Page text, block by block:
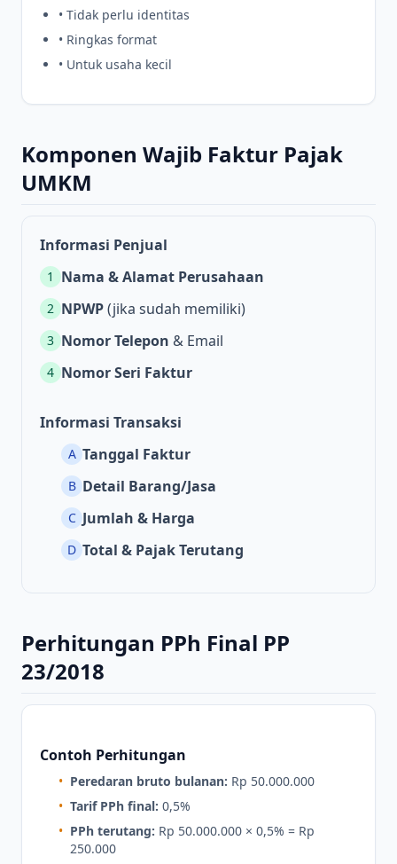
• Tidak perlu identitas
• Ringkas format
• Untuk usaha kecil
Komponen Wajib Faktur Pajak
UMKM
Informasi Penjual
1 Nama & Alamat Perusahaan
2 NPWP(jika sudah memiliki)
3 Nomor Telepon & Email
4 Nomor Seri Faktur
Informasi Transaksi
A Tanggal Faktur
B Detail Barang/Jasa
C Jumlah & Harga
D Total & Pajak Terutang
Perhitungan PPh Final PP
23/2018
Contoh Perhitungan
• Peredaran bruto bulanan: Rp 50.000.000
• Tarif PPh final: 0,5%
• PPh terutang: Rp 50.000.000 × 0,5% = Rp
250.000